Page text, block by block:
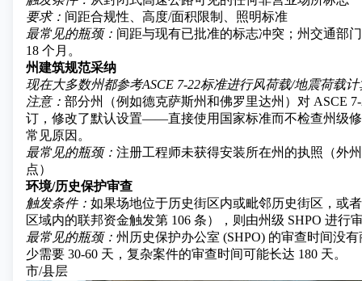
要求： 间距合规性、高度/面积限制、照明标准
最常见的瓶颈： 间距与现有已批准的标志冲突；州交通部
18 个月。
州建筑规范采纳
现在大多数州都参考ASCE 7-22标准进行风荷载/地震荷载计
注意： 部分州（例如德克萨斯州和佛罗里达州）对 ASCE
订，修改了默认设置——直接使用国家标准而不检查州级
常见原因。
最常见的瓶颈： 注册工程师未获得安装所在州的执照（外
点）
环境/历史保护审查
触发条件： 如果场地位于历史街区内或毗邻历史街区，或
区域内的联邦资金触发第 106 条），则由州级 SHPO 进行
最常见的瓶颈： 州历史保护办公室 (SHPO) 的审查时间没
少需要 30-60 天，复杂案件的审查时间可能长达 180 天。
市/县层